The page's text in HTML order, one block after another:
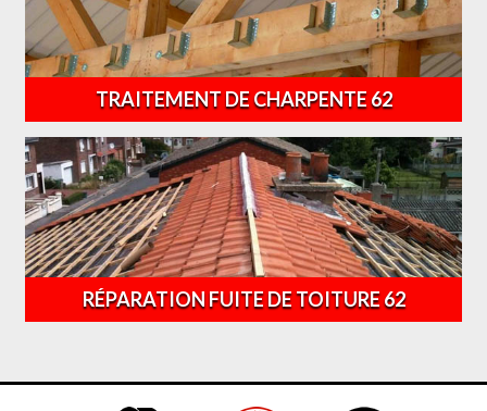
TRAITEMENT DE CHARPENTE 62
RÉPARATION FUITE DE TOITURE 62